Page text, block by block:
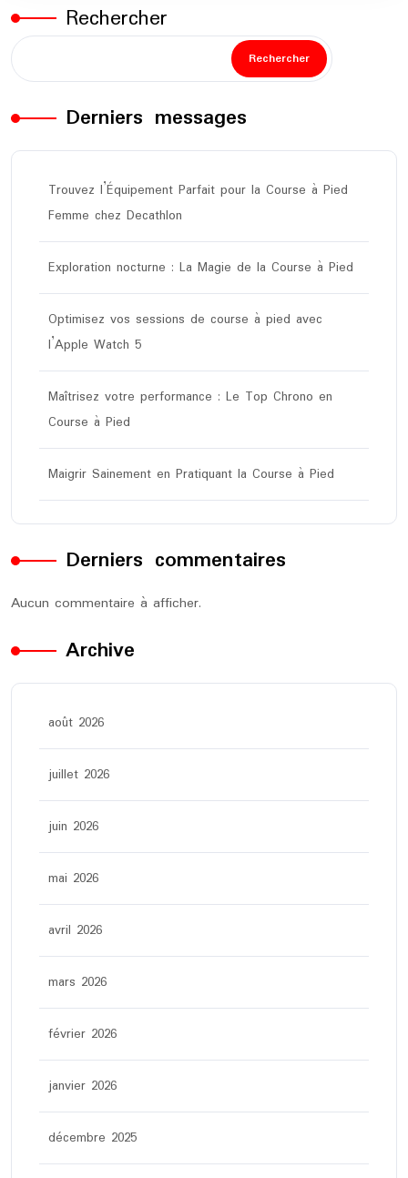
Rechercher
Rechercher
Derniers messages
Trouvez l’Équipement Parfait pour la Course à Pied
Femme chez Decathlon
Exploration nocturne : La Magie de la Course à Pied
Optimisez vos sessions de course à pied avec
l’Apple Watch 5
Maîtrisez votre performance : Le Top Chrono en
Course à Pied
Maigrir Sainement en Pratiquant la Course à Pied
Derniers commentaires
Aucun commentaire à afficher.
Archive
août 2026
juillet 2026
juin 2026
mai 2026
avril 2026
mars 2026
février 2026
janvier 2026
décembre 2025